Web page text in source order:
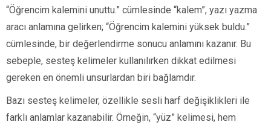
“Öğrencim kalemini unuttu.” cümlesinde “kalem”, yazı yazma
aracı anlamına gelirken; “Öğrencim kalemini yüksek buldu.”
cümlesinde, bir değerlendirme sonucu anlamını kazanır. Bu
sebeple, sesteş kelimeler kullanılırken dikkat edilmesi
gereken en önemli unsurlardan biri bağlamdır.
Bazı sesteş kelimeler, özellikle sesli harf değişiklikleri ile
farklı anlamlar kazanabilir. Örneğin, “yüz” kelimesi, hem